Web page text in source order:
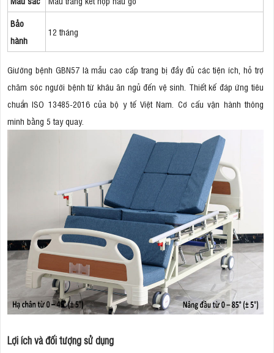
Bảo
hành
12 tháng
Giường bệnh GBN57 là mẫu cao cấp trang bị đầy đủ các tiện ích, hỗ trợ
chăm sóc người bệnh từ khâu ăn ngủ đến vệ sinh. Thiết kế đáp ứng tiêu
chuẩn ISO 13485-2016 của bộ y tế Việt Nam. Cơ cấu vận hành thông
minh bằng 5 tay quay.
Lợi ích và đối tượng sử dụng